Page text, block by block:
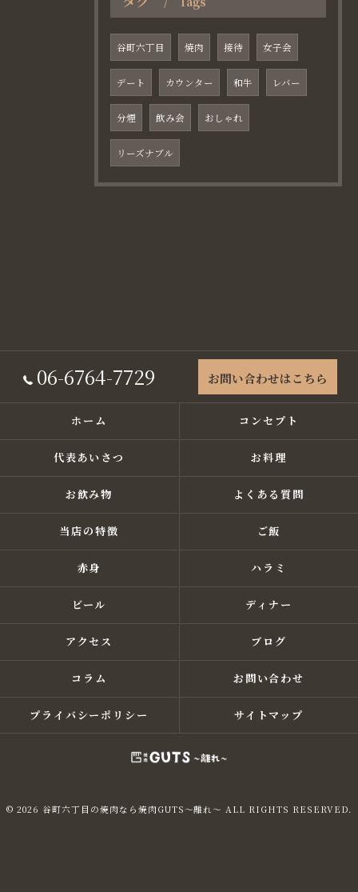
谷町六丁目 焼肉 接待 女子会
デート カウンター 和牛 レバー
分煙 飲み会 おしゃれ
リーズナブル
06-6764-7729 お問い合わせはこちら
ホーム コンセプト
代表あいさつ お料理
お飲み物 よくある質問
当店の特徴 ご飯
赤身 ハラミ
ビール ディナー
アクセス ブログ
コラム お問い合わせ
プライバシーポリシー サイトマップ
© 2026 谷町六丁目の焼肉なら焼肉GUTS～離れ～ ALL RIGHTS RESERVED.